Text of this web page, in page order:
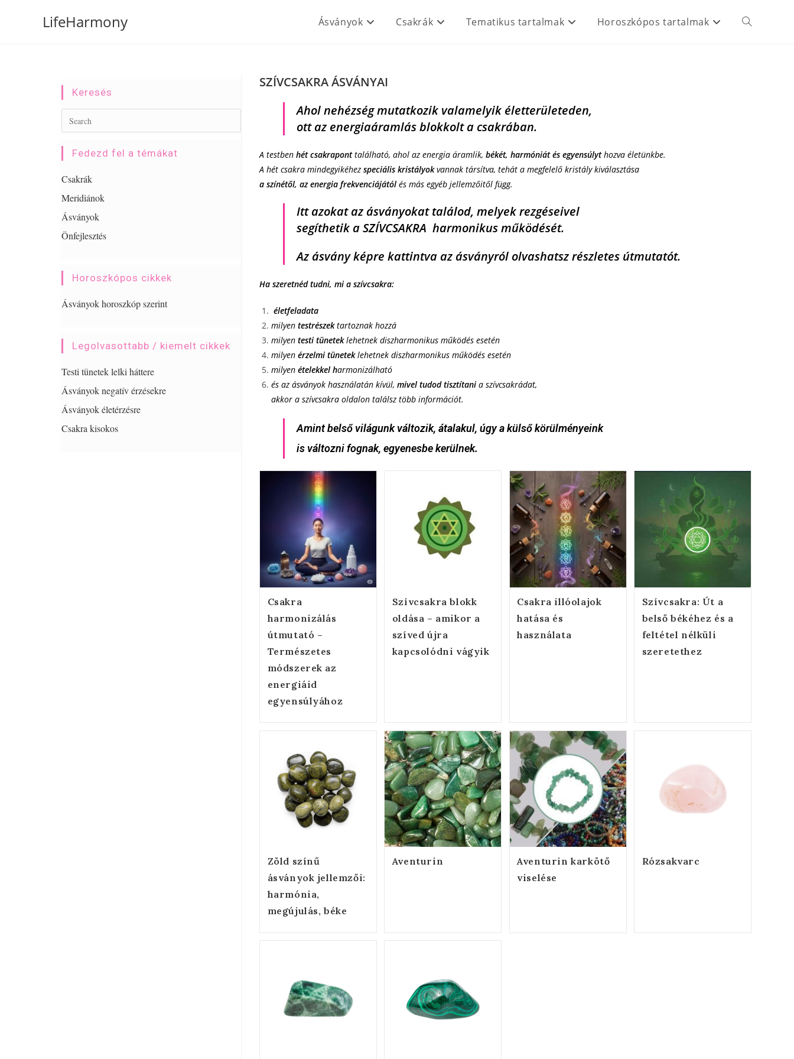
LifeHarmony Ásványok Csakrák Tematikus tartalmak Horoszkópos tartalmak Toggle
SZÍVCSAKRA ÁSVÁNYAI
Ahol nehézség mutatkozik valamelyik életterületeden,
ott az energiaáramlás blokkolt a csakrában.
A testben hét csakraponttalálható, ahol az energia áramlik, békét, harmóniát és egyensúlythozva életünkbe.
A hét csakra mindegyikéhez speciális kristályokvannak társítva, tehát a megfelelő kristály kiválasztása
a színétől, az energia frekvenciájától és más egyéb jellemzőitől függ.
Itt azokat az ásványokat találod, melyek rezgéseivel
segíthetik aSZÍVCSAKRA harmonikus működését.
Az ásvány képre kattintva az ásványról olvashatsz részletes útmutatót.
Ha szeretnéd tudni, mi a szívcsakra:
életfeladata
milyen testrészektartoznak hozzá
milyen testi tüneteklehetnek diszharmonikus működés esetén
milyen érzelmi tüneteklehetnek diszharmonikus működés esetén
milyen ételekkel harmonizálható
és az ásványok használatán kívül, mivel tudod tisztítani a szívcsakrádat,
akkor a szívcsakra oldalon találsz több információt.
Amint belső világunk változik, átalakul, úgy a külső körülményeink
is változni fognak, egyenesbe kerülnek.
Csakra
harmonizálás
útmutató –
Természetes
módszerek az
energiáid
egyensúlyához
Szívcsakra blokk
oldása – amikor a
szíved újra
kapcsolódni vágyik
Csakra illóolajok
hatása és
használata
Szívcsakra: Út a
belső békéhez és a
feltétel nélküli
szeretethez
Zöld színű
ásványok jellemzői:
harmónia,
megújulás, béke
Aventurin
Aventurin karkötő
viselése
Rózsakvarc
Keresés
Fedezd fel a témákat
Csakrák
Meridiánok
Ásványok
Önfejlesztés
Horoszkópos cikkek
Ásványok horoszkóp szerint
Legolvasottabb / kiemelt cikkek
Testi tünetek lelki háttere
Ásványok negatív érzésekre
Ásványok életérzésre
Csakra kisokos